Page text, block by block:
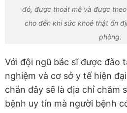
đó, được thoát mê và được
cho đến khi sức khoẻ thật ổn
phòng.
Với đội ngũ bác sĩ được đào
nghiệm và cơ sở y tế hiện
chắn đây sẽ là địa chỉ chăm
bệnh uy tín mà người bệnh